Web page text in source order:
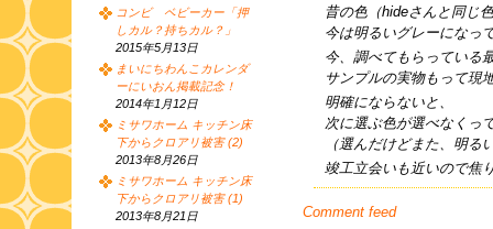
昔の色（hideさんと同じ
今は明るいグレーになっ
今、調べてもらっている
サンプルの実物もって現
明確にならないと、
次に選ぶ色が選べなくっ
（選んだけどまた、明る
竣工立会いも近いので焦
Comment feed
コンビ ベビーカー「押
しカル？持ちカル？」
2015年5月13日
まいにちわんこカレンダ
ーにいおん掲載記念！
2014年1月12日
ミサワホーム キッチン床
下からクロアリ被害 (2)
2013年8月26日
ミサワホーム キッチン床
下からクロアリ被害 (1)
2013年8月21日